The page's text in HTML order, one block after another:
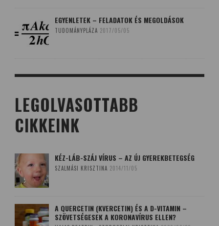
EGYENLETEK – FELADATOK ÉS MEGOLDÁSOK
TUDOMÁNYPLÁZA 2017/05/05
LEGOLVASOTTABB
CIKKEINK
KÉZ-LÁB-SZÁJ VÍRUS – AZ ÚJ GYEREKBETEGSÉG
SZALMÁSI KRISZTINA 2014/11/05
A QUERCETIN (KVERCETIN) ÉS A D-VITAMIN –
SZÖVETSÉGESEK A KORONAVÍRUS ELLEN?